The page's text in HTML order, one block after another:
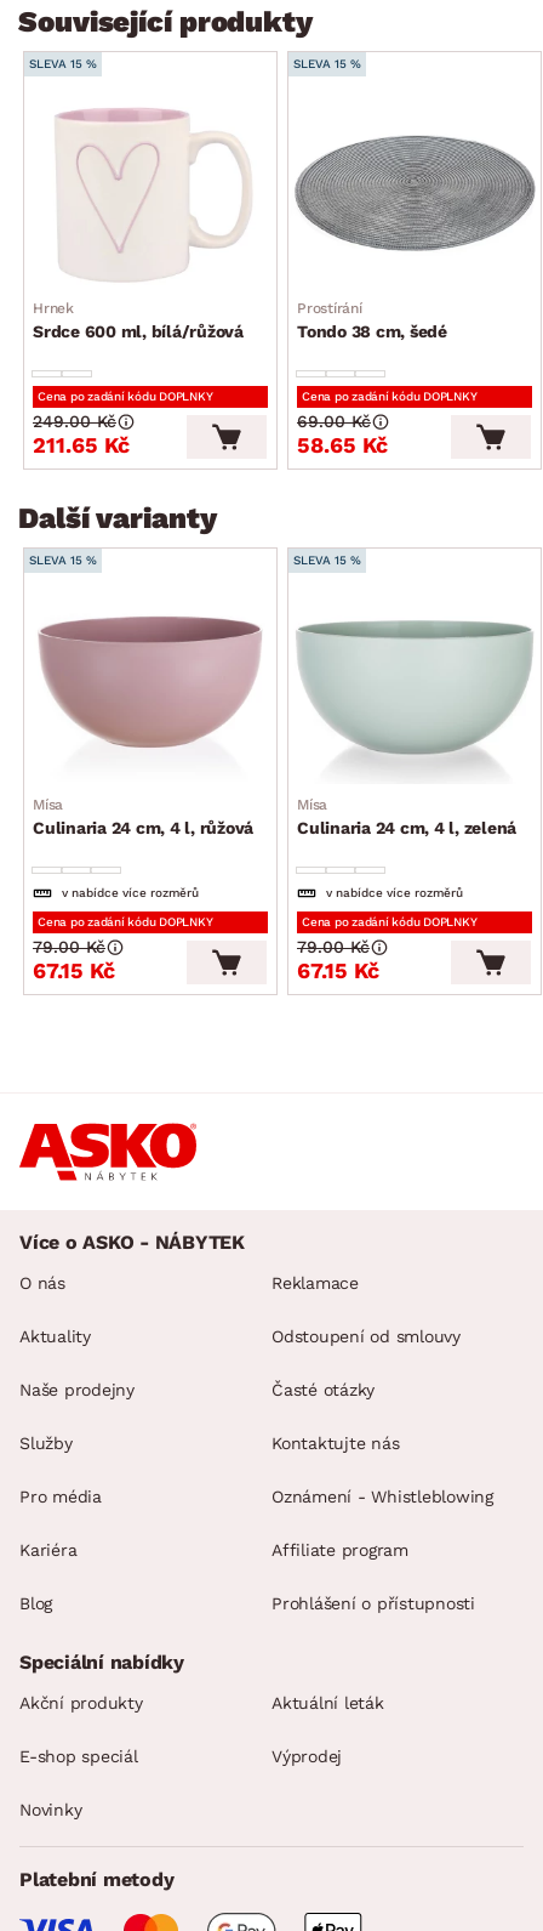
Související produkty
SLEVA 15 %
Hrnek
Srdce 600 ml, bílá/růžová
Cena po zadání kódu DOPLNKY
211.65 Kč
249.00 Kč
SLEVA 15 %
Prostírání
Tondo 38 cm, šedé
Cena po zadání kódu DOPLNKY
58.65 Kč
69.00 Kč
Další varianty
SLEVA 15 %
Mísa
Culinaria 24 cm, 4 l, růžová
v nabídce více rozměrů
Cena po zadání kódu DOPLNKY
67.15 Kč
79.00 Kč
SLEVA 15 %
Mísa
Culinaria 24 cm, 4 l, zelená
v nabídce více rozměrů
Cena po zadání kódu DOPLNKY
67.15 Kč
79.00 Kč
Více o ASKO - NÁBYTEK
O nás
Aktuality
Naše prodejny
Služby
Pro média
Kariéra
Blog
Reklamace
Odstoupení od smlouvy
Časté otázky
Kontaktujte nás
Oznámení - Whistleblowing
Affiliate program
Prohlášení o přístupnosti
Speciální nabídky
Akční produkty Aktuální leták
E-shop speciál Výprodej
Novinky
Platební metody